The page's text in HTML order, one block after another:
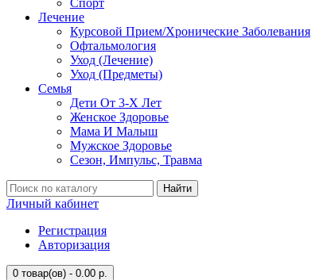
Спорт
Лечение
Курсовой Прием/Хронические Заболевания
Офтальмология
Уход (Лечение)
Уход (Предметы)
Семья
Дети От 3-Х Лет
Женское Здоровье
Мама И Малыш
Мужское Здоровье
Сезон, Импульс, Травма
Найти
Личный кабинет
Регистрация
Авторизация
0 товар(ов) - 0.00 р.